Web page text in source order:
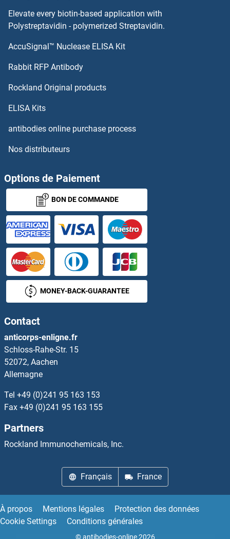
TMOD3 Anticorps
TMOD2 Anticorps
TNC Anticorps
TNF alpha Anticorps
TNF Receptor Superfamily, Member 6 Anticorps
TNF Receptor-Associated Factor 4 Anticorps
TNFAIP1 Anticorps
TNFAIP2 Anticorps
TNFAIP3 Anticorps
TNFAIP6 Anticorps
TNFAIP8 Anticorps
TNFRSF10A Anticorps
TNFRSF11A Anticorps
TNFRSF12A Anticorps
TNFRSF13C Anticorps
TNFRSF19 Anticorps
TNFRSF1B Anticorps
Elevate every biotin-based application with
Polystreptavidin - polymerized Streptavidin.
AccuSignal™ Nuclease ELISA Kit
Rabbit RFP Antibody
Rockland Original products
ELISA Kits
antibodies online purchase process
Nos distributeurs
Options de Paiement
BON DE COMMANDE
MONEY-BACK-GUARANTEE
Contact
anticorps-enligne.fr
Schloss-Rahe-Str. 15
52072, Aachen
Allemagne
Tel +49 (0)241 95 163 153
Fax +49 (0)241 95 163 155
Partners
Rockland Immunochemicals, Inc.
Français France
À propos Mentions légales
Protection des données
Cookie Settings
Conditions générales
© antibodies-online 2026